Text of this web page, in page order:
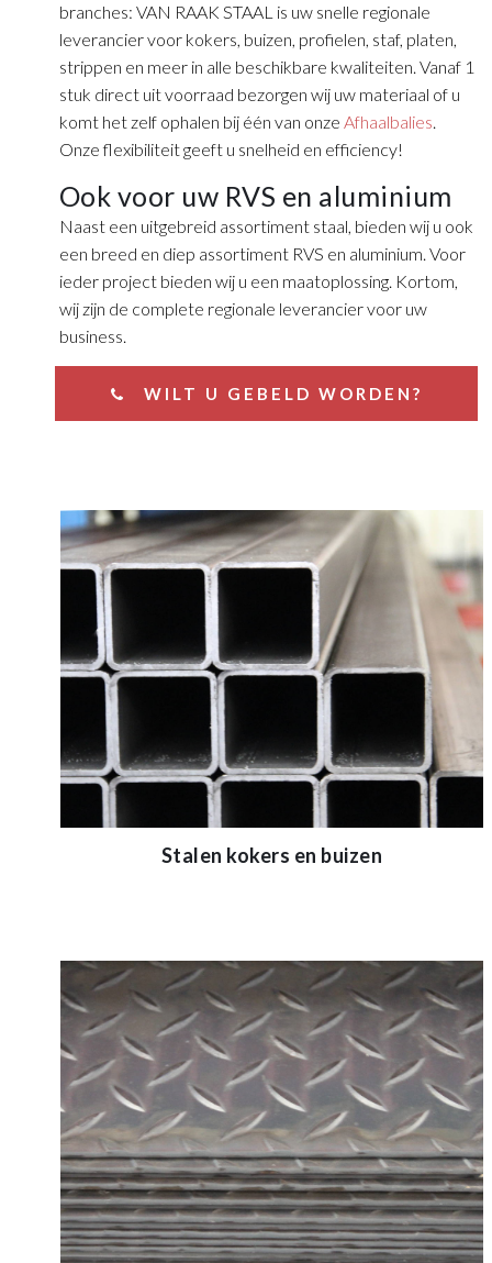
branches: VAN RAAK STAAL is uw snelle regionale
leverancier voor kokers, buizen, profielen, staf, platen,
strippen en meer in alle beschikbare kwaliteiten. Vanaf 1
stuk direct uit voorraad bezorgen wij uw materiaal of u
komt het zelf ophalen bij één van onze Afhaalbalies.
Onze flexibiliteit geeft u snelheid en efficiency!
Ook voor uw RVS en aluminium
Naast een uitgebreid assortiment staal, bieden wij u ook
een breed en diep assortiment RVS en aluminium. Voor
ieder project bieden wij u een maatoplossing. Kortom,
wij zijn de complete regionale leverancier voor uw
business.
WILT U GEBELD WORDEN?
Stalen kokers en buizen